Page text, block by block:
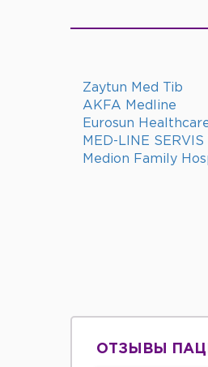
Zaytun Med Tib
AKFA Medline
Eurosun
MED-LINE
Medion Family
ОТЗЫВЫ